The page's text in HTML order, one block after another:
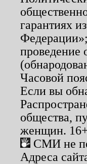
гарантиях
проведение
Часовой
Если вы
общества,
женщин. 16+
СМИ не
Адреса